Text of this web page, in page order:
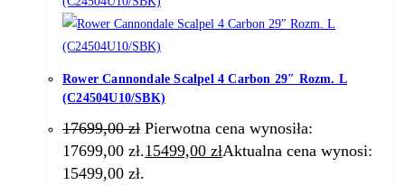
Rower Cannondale Scalpel 4 Carbon 29″ Rozm. L
(C24504U10/SBK)
17699,00zł Pierwotna cena wynosiła:
17699,00 zł.15499,00 złAktualna cena wynosi:
15499,00 zł.